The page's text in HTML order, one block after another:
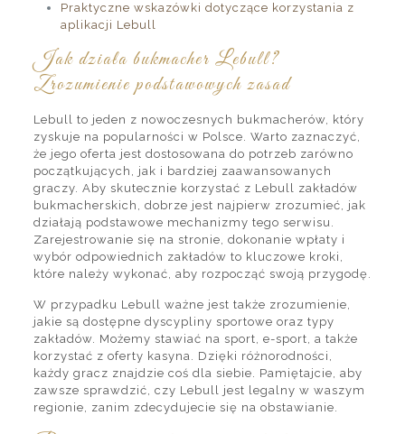
Praktyczne wskazówki dotyczące korzystania z
aplikacji Lebull
Jak działa bukmacher Lebull?
Zrozumienie podstawowych zasad
Lebull to jeden z nowoczesnych bukmacherów, który
zyskuje na popularności w Polsce. Warto zaznaczyć,
że jego oferta jest dostosowana do potrzeb zarówno
początkujących, jak i bardziej zaawansowanych
graczy. Aby skutecznie korzystać z Lebull zakładów
bukmacherskich, dobrze jest najpierw zrozumieć, jak
działają podstawowe mechanizmy tego serwisu.
Zarejestrowanie się na stronie, dokonanie wpłaty i
wybór odpowiednich zakładów to kluczowe kroki,
które należy wykonać, aby rozpocząć swoją przygodę.
W przypadku Lebull ważne jest także zrozumienie,
jakie są dostępne dyscypliny sportowe oraz typy
zakładów. Możemy stawiać na sport, e-sport, a także
korzystać z oferty kasyna. Dzięki różnorodności,
każdy gracz znajdzie coś dla siebie. Pamiętajcie, aby
zawsze sprawdzić, czy Lebull jest legalny w waszym
regionie, zanim zdecydujecie się na obstawianie.